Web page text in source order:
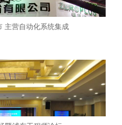
主营自动化系统集成